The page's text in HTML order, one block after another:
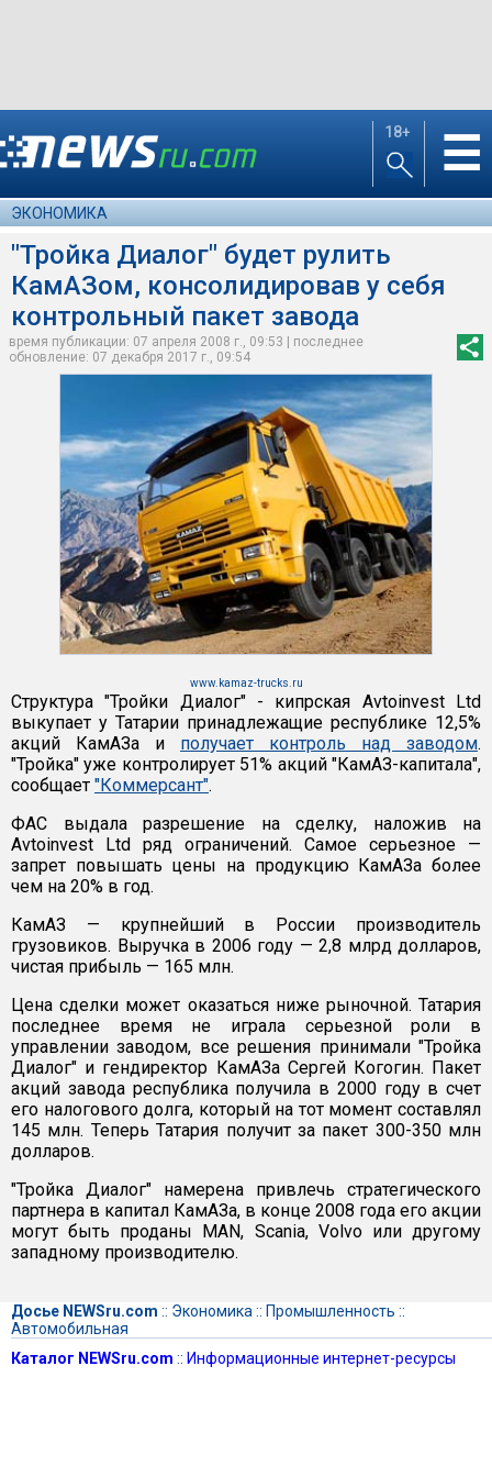
18+ ☰
ЭКОНОМИКА
"Тройка Диалог" будет рулить
КамАЗом, консолидировав у себя
контрольный пакет завода
время публикации: 07 апреля 2008 г., 09:53 | последнее
обновление: 07 декабря 2017 г., 09:54
www.kamaz-trucks.ru
Структура "Тройки Диалог" - кипрская Avtoinvest Ltd
выкупает у Татарии принадлежащие республике 12,5%
акций КамАЗа и получает контроль над заводом.
"Тройка" уже контролирует 51% акций "КамАЗ-капитала",
сообщает "Коммерсант".
ФАС выдала разрешение на сделку, наложив на
Avtoinvest Ltd ряд ограничений. Самое серьезное —
запрет повышать цены на продукцию КамАЗа более
чем на 20% в год.
КамАЗ — крупнейший в России производитель
грузовиков. Выручка в 2006 году — 2,8 млрд долларов,
чистая прибыль — 165 млн.
Цена сделки может оказаться ниже рыночной. Татария
последнее время не играла серьезной роли в
управлении заводом, все решения принимали "Тройка
Диалог" и гендиректор КамАЗа Сергей Когогин. Пакет
акций завода республика получила в 2000 году в счет
его налогового долга, который на тот момент составлял
145 млн. Теперь Татария получит за пакет 300-350 млн
долларов.
"Тройка Диалог" намерена привлечь стратегического
партнера в капитал КамАЗа, в конце 2008 года его акции
могут быть проданы MAN, Scania, Volvo или другому
западному производителю.
Досье NEWSru.com :: Экономика :: Промышленность ::
Автомобильная
Каталог NEWSru.com :: Информационные интернет-ресурсы